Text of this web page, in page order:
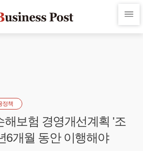
정책
해보험 경영개선계획 '조
6개월 동안 이행해야